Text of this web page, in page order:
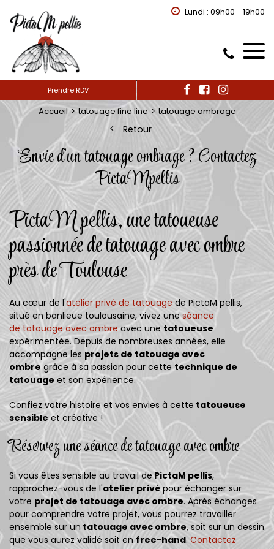
Lundi : 09h00 - 19h00
Prendre RDV
Accueil tatouage fine line tatouage ombrage
Retour
Envie d'un tatouage ombrage ? Contactez
PictaMpellis
PictaM pellis, une tatoueuse
passionnée de tatouage avec ombre
près de Toulouse
Au cœur de l'atelier privé de tatouage de PictaM pellis,
situé en banlieue toulousaine, vivez uneséance
de tatouage avec ombreavec une tatoueuse
expérimentée. Depuis de nombreuses années, elle
accompagne les projets de tatouage avec
ombre grâce à sa passion pour cettetechnique de
tatouage et son expérience.
Confiez votre histoire et vos envies à cette tatoueuse
sensibleet créative !
Réservez une séance de tatouage avec ombre
Si vous êtes sensible au travail dePictaM pellis,
rapprochez-vous de l'atelier privépour échanger sur
votre projet de tatouage avec ombre. Après échanges
pour comprendre votre projet, vous pourrez travailler
ensemble sur un tatouage avec ombre, soit sur un dessin
que vous aurez validé soit en free-hand. Contactez